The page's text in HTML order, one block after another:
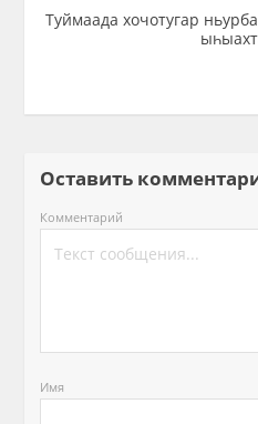
Туймаада хочотугар
Оставить
Комментарий
Имя